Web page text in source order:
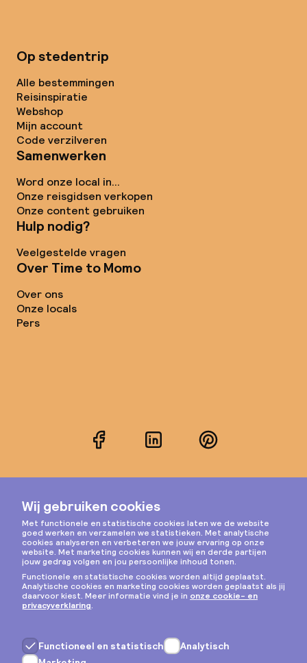
Op stedentrip
Alle bestemmingen
Reisinspiratie
Webshop
Mijn account
Code verzilveren
Samenwerken
Word onze local in...
Onze reisgidsen verkopen
Onze content gebruiken
Hulp nodig?
Veelgestelde vragen
Over Time to Momo
Over ons
Onze locals
Pers
FacebookLinkedInPinterest
Instagram
Privacy & cookies
Algemene voorwaarden